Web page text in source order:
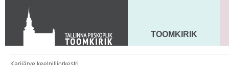
KONTAKT
Toom-Kooli 6, 10130 TALLINN
tallinna.toom@eelk.ee
MAARJA KIRIK
TOOMKIRIK